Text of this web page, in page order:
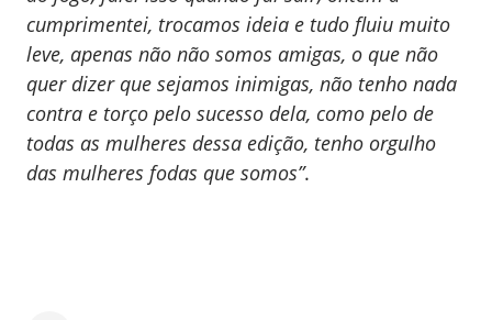
cumprimentei, trocamos ideia e tudo fluiu muito
leve, apenas não não somos amigas, o que não
quer dizer que sejamos inimigas, não tenho nada
contra e torço pelo sucesso dela, como pelo de
todas as mulheres dessa edição, tenho orgulho
das mulheres fodas que somos”.